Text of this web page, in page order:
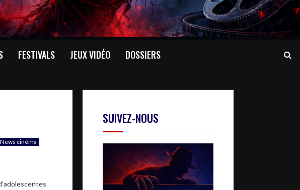
FESTIVALS JEUX VIDÉO DOSSIERS
News cinéma
SUIVEZ-NOUS